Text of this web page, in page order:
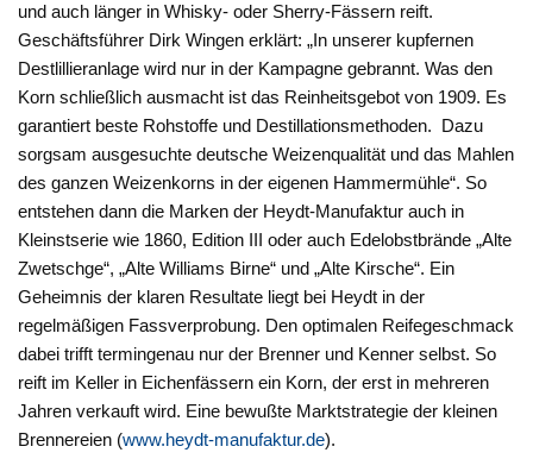
und auch länger in Whisky- oder Sherry-Fässern reift.
Geschäftsführer Dirk Wingen erklärt: „In unserer kupfernen
Destlillieranlage wird nur in der Kampagne gebrannt. Was den
Korn schließlich ausmacht ist das Reinheitsgebot von 1909. Es
garantiert beste Rohstoffe und Destillationsmethoden. Dazu
sorgsam ausgesuchte deutsche Weizenqualität und das Mahlen
des ganzen Weizenkorns in der eigenen Hammermühle“. So
entstehen dann die Marken der Heydt-Manufaktur auch in
Kleinstserie wie 1860, Edition III oder auch Edelobstbrände „Alte
Zwetschge“, „Alte Williams Birne“ und „Alte Kirsche“. Ein
Geheimnis der klaren Resultate liegt bei Heydt in der
regelmäßigen Fassverprobung. Den optimalen Reifegeschmack
dabei trifft termingenau nur der Brenner und Kenner selbst. So
reift im Keller in Eichenfässern ein Korn, der erst in mehreren
Jahren verkauft wird. Eine bewußte Marktstrategie der kleinen
Brennereien (www.heydt-manufaktur.de).